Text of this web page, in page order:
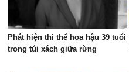
Phát hiện thi thể hoa hậu 39 tuổi
trong túi xách giữa rừng